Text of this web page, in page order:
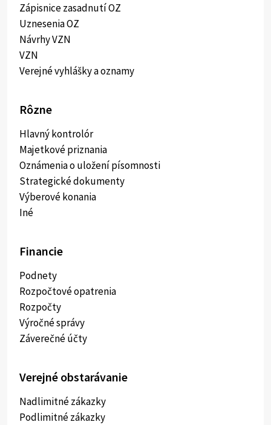
Zápisnice zasadnutí OZ
Uznesenia OZ
Návrhy VZN
VZN
Verejné vyhlášky a oznamy
Rôzne
Hlavný kontrolór
Majetkové priznania
Oznámenia o uložení písomnosti
Strategické dokumenty
Výberové konania
Iné
Financie
Podnety
Rozpočtové opatrenia
Rozpočty
Výročné správy
Záverečné účty
Verejné obstarávanie
Nadlimitné zákazky
Podlimitné zákazky